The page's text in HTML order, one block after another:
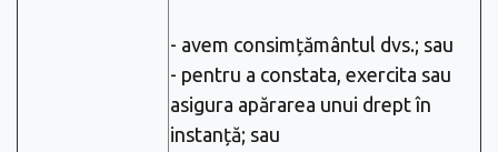
- avem consimțământul dvs.; sau
- pentru a constata, exercita sau
asigura apărarea unui drept în
instanță; sau